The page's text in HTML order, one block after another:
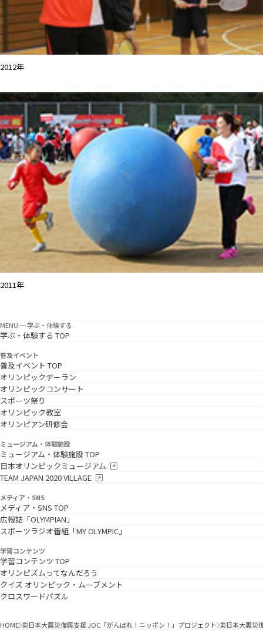
MENU ─ 学ぶ・体験する
学ぶ・体験する TOP
普及イベント
普及イベント TOP
オリンピックデーラン
オリンピックコンサート
スポーツ祭り
オリンピック教室
オリンピアン研修会
ミュージアム・体験施設
ミュージアム・体験施設 TOP
日本オリンピックミュージアム
TEAM JAPAN 2020 VILLAGE
メディア・SNS
メディア・SNS TOP
広報誌「OLYMPIAN」
スポーツラジオ番組「MY OLYMPIC」
学習コンテンツ
学習コンテンツ TOP
オリンピズムってなんだろう
クイズ オリンピック・ムーブメント
クロスワードパズル
2012年
2011年
HOME 東日本大震災復興支援 JOC「がんばれ！ニッポン！」プロジェクト 東日本大震災